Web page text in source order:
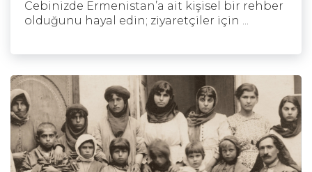
Cebinizde Ermenistan’a ait kişisel bir rehber
olduğunu hayal edin; ziyaretçiler için ...